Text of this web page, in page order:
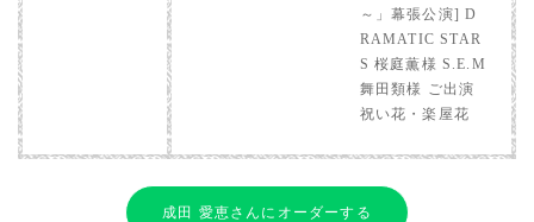
～」幕張公演] D
RAMATIC STAR
S 桜庭薫様 S.E.M
舞田類様 ご出演
祝い花・楽屋花
成田 愛恵さんにオーダーする